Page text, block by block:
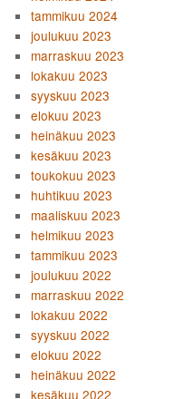
tammikuu 2024
joulukuu 2023
marraskuu 2023
lokakuu 2023
syyskuu 2023
elokuu 2023
heinäkuu 2023
kesäkuu 2023
toukokuu 2023
huhtikuu 2023
maaliskuu 2023
helmikuu 2023
tammikuu 2023
joulukuu 2022
marraskuu 2022
lokakuu 2022
syyskuu 2022
elokuu 2022
heinäkuu 2022
kesäkuu 2022